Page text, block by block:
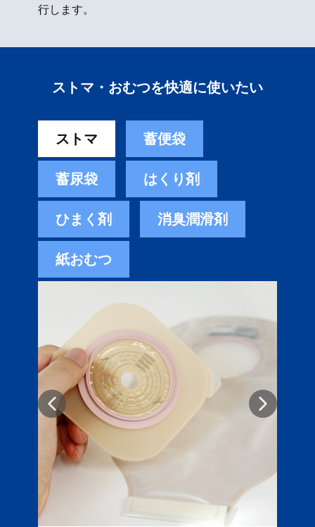
行します。
ストマ・おむつを快適に使いたい
ストマ 蓄便袋
蓄尿袋 はくり剤
ひまく剤 消臭潤滑剤
紙おむつ